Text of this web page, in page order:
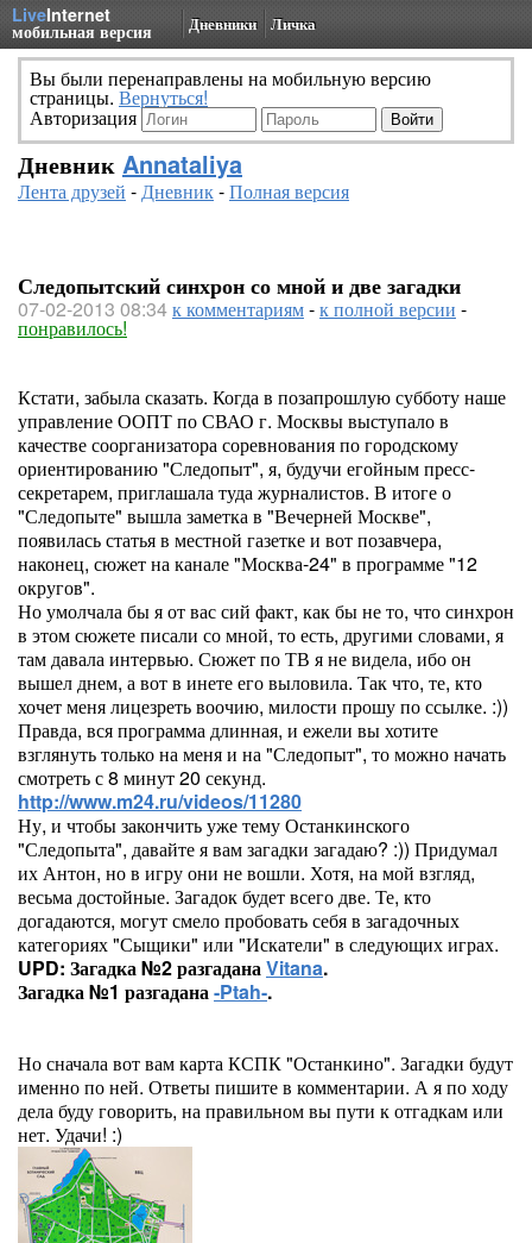
LiveInternet
мобильная версия Дневники Личка
Вы были перенаправлены на мобильную версию
страницы. Вернуться!
Авторизация
Дневник Annataliya
Лента друзей -Дневник-Полная версия
Следопытский синхрон со мной и две загадки
07-02-2013 08:34к комментариям-к полной версии -
понравилось!
Кстати, забыла сказать. Когда в позапрошлую субботу наше
управление ООПТ по СВАО г. Москвы выступало в
качестве соорганизатора соревнования по городскому
ориентированию "Следопыт", я, будучи егойным пресс-
секретарем, приглашала туда журналистов. В итоге о
"Следопыте" вышла заметка в "Вечерней Москве",
появилась статья в местной газетке и вот позавчера,
наконец, сюжет на канале "Москва-24" в программе "12
округов".
Но умолчала бы я от вас сий факт, как бы не то, что синхрон
в этом сюжете писали со мной, то есть, другими словами, я
там давала интервью. Сюжет по ТВ я не видела, ибо он
вышел днем, а вот в инете его выловила. Так что, те, кто
хочет меня лицезреть воочию, милости прошу по ссылке. :))
Правда, вся программа длинная, и ежели вы хотите
взглянуть только на меня и на "Следопыт", то можно начать
смотреть с 8 минут 20 секунд.
http://www.m24.ru/videos/11280
Ну, и чтобы закончить уже тему Останкинского
"Следопыта", давайте я вам загадки загадаю? :)) Придумал
их Антон, но в игру они не вошли. Хотя, на мой взгляд,
весьма достойные. Загадок будет всего две. Те, кто
догадаются, могут смело пробовать себя в загадочных
категориях "Сыщики" или "Искатели" в следующих играх.
UPD: Загадка №2 разгаданаVitana.
Загадка №1 разгадана-Ptah-.
Но сначала вот вам карта КСПК "Останкино". Загадки будут
именно по ней. Ответы пишите в комментарии. А я по ходу
дела буду говорить, на правильном вы пути к отгадкам или
нет. Удачи! :)